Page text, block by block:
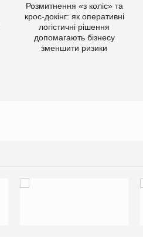
Розмитнення «з коліс» та
крос-докінг: як оперативні
логістичні рішення
допомагають бізнесу
зменшити ризики